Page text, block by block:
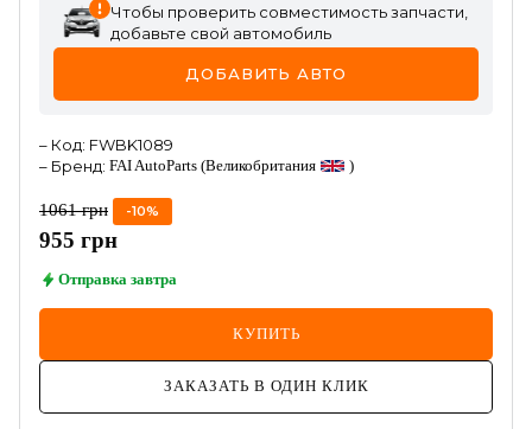
Чтобы проверить совместимость запчасти,
добавьте свой автомобиль
ДОБАВИТЬ АВТО
– Код: FWBK1089
– Бренд: FAI AutoParts (Великобритания )
1061 грн -10%
955 грн
Отправка завтра
КУПИТЬ
ЗАКАЗАТЬ В ОДИН КЛИК